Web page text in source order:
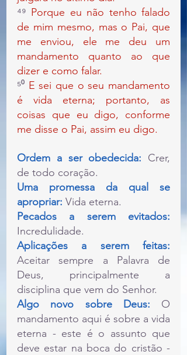
⁴⁹ Porque eu não tenho falado
de mim mesmo, mas o Pai, que
me enviou, ele me deu um
mandamento quanto ao que
dizer e como falar.
⁵⁰ E sei que o seu mandamento
é vida eterna; portanto, as
coisas que eu digo, conforme
me disse o Pai, assim eu digo.
Ordem a ser obedecida: Crer,
de todo coração.
Uma promessa da qual se
apropriar: Vida eterna.
Incredulidade.
Aceitar sempre a Palavra de
Deus, principalmente a
disciplina que vem do Senhor.
Algo novo sobre Deus: O
mandamento aqui é sobre a vida
eterna - este é o assunto que
deve estar na boca do cristão -